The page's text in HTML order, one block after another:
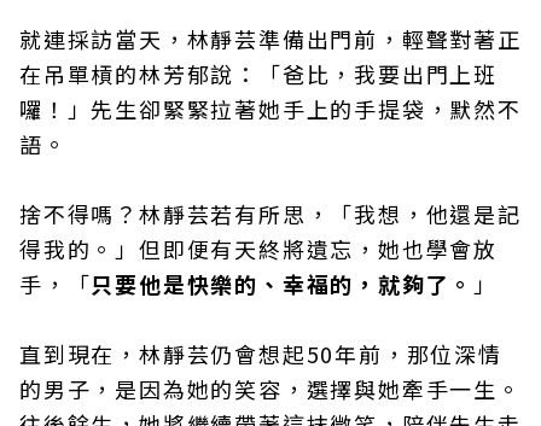
就連採訪當天，林靜芸準備出門前，輕聲對著正
在吊單槓的林芳郁說：「爸比，我要出門上班
囉！」先生卻緊緊拉著她手上的手提袋，默然不
語。
捨不得嗎？林靜芸若有所思，「我想，他還是記
得我的。」但即便有天終將遺忘，她也學會放
手，「只要他是快樂的、幸福的，就夠了。 」
直到現在，林靜芸仍會想起50年前，那位深情
的男子，是因為她的笑容，選擇與她牽手一生。